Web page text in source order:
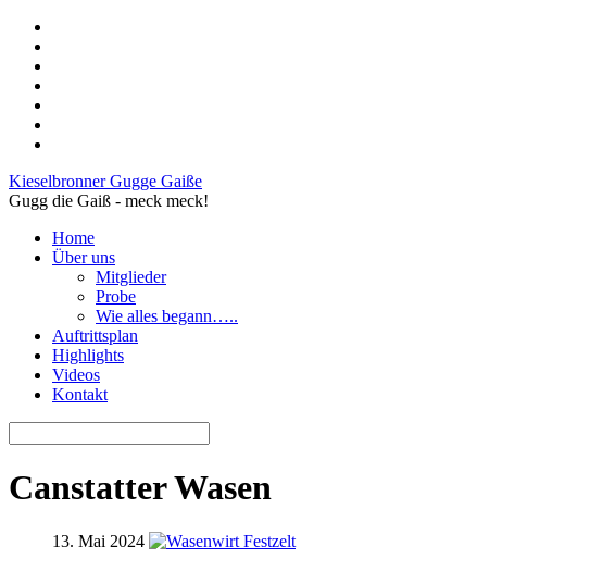
Kieselbronner Gugge Gaiße
Gugg die Gaiß - meck meck!
Home
Über uns
Mitglieder
Probe
Wie alles begann…..
Auftrittsplan
Highlights
Videos
Kontakt
Canstatter Wasen
13. Mai 2024